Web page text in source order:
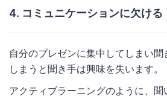
4. コミュニケーションに欠ける
自分のプレゼンに集中してしまい
しまうと聞き手は興味を失います。
アクティブラーニングのように、